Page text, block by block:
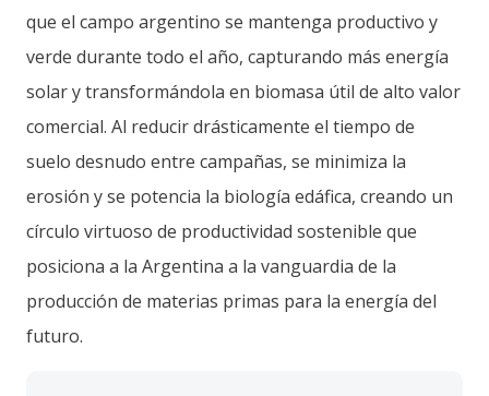
que el campo argentino se mantenga productivo y
verde durante todo el año, capturando más energía
solar y transformándola en biomasa útil de alto valor
comercial. Al reducir drásticamente el tiempo de
suelo desnudo entre campañas, se minimiza la
erosión y se potencia la biología edáfica, creando un
círculo virtuoso de productividad sostenible que
posiciona a la Argentina a la vanguardia de la
producción de materias primas para la energía del
futuro.